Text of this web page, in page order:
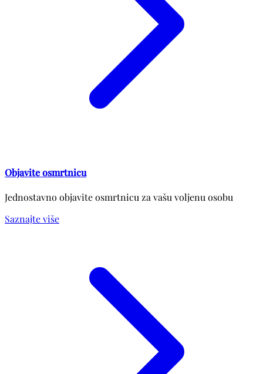
Objavite osmrtnicu
Jednostavno objavite osmrtnicu za vašu voljenu osobu
Saznajte više